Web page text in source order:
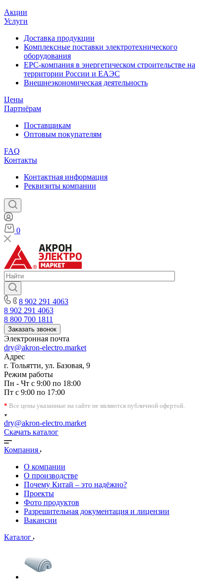
Акции
Услуги
Доставка продукции
Комплексные поставки электротехнического
оборудования
EPC-компания в энергетическом строительстве на
территории России и ЕАЭС
Внешнеэкономическая деятельность
Цены
Партнёрам
Поставщикам
Оптовым покупателям
FAQ
Контакты
Контактная информация
Реквизиты компании
0
8 902 291 4063
8 902 291 4063
8 800 700 1811
Заказать звонок
Электронная почта
dry@akron-electro.market
Адрес
г. Тольятти, ул. Базовая, 9
Режим работы
Пн - Чт с 9:00 по 18:00
Пт с 9:00 по 17:00
* Все цены указанные на сайте не являются публичной офертой.
dry@akron-electro.market
Скачать каталог
Компания
О компании
О производстве
Почему Китай – это надёжно?
Проекты
Фото продуктов
Разрешительная документация и лицензии
Вакансии
Каталог